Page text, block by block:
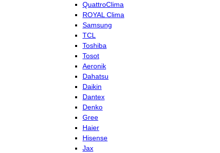
QuattroClima
ROYAL Clima
Samsung
TCL
Toshiba
Tosot
Aeronik
Dahatsu
Daikin
Dantex
Denko
Gree
Haier
Hisense
Jax